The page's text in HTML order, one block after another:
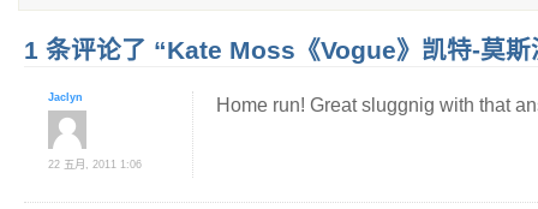
1 条评论了 “Kate Moss《Vogue》凯特-莫斯
Jaclyn
22 五月, 2011 1:06
Home run! Great sluggnig with that